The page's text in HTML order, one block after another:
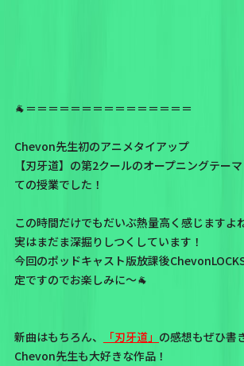
🐐＝＝＝＝＝＝＝＝＝＝＝＝＝＝＝
Chevon先生初のアニメタイアップ
【刃牙道】の第2クールのオープニングテー
ての授業でした！
この時間だけでもだいぶ熱量高く感じますよ
実はまだま深掘りしつくしています！
今回のポッドキャスト版放課後
定ですのでお楽しみに～🐐
新曲はもちろん、 「刃牙道」 の感想もぜひ書
Chevon先生も大好きな作品！